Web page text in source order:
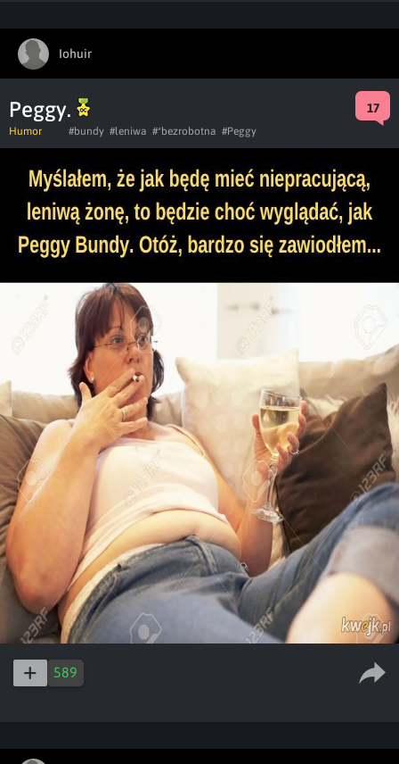
Iohuir
Peggy. 17
Humor #bundy #leniwa #*bezrobotna #Peggy
589